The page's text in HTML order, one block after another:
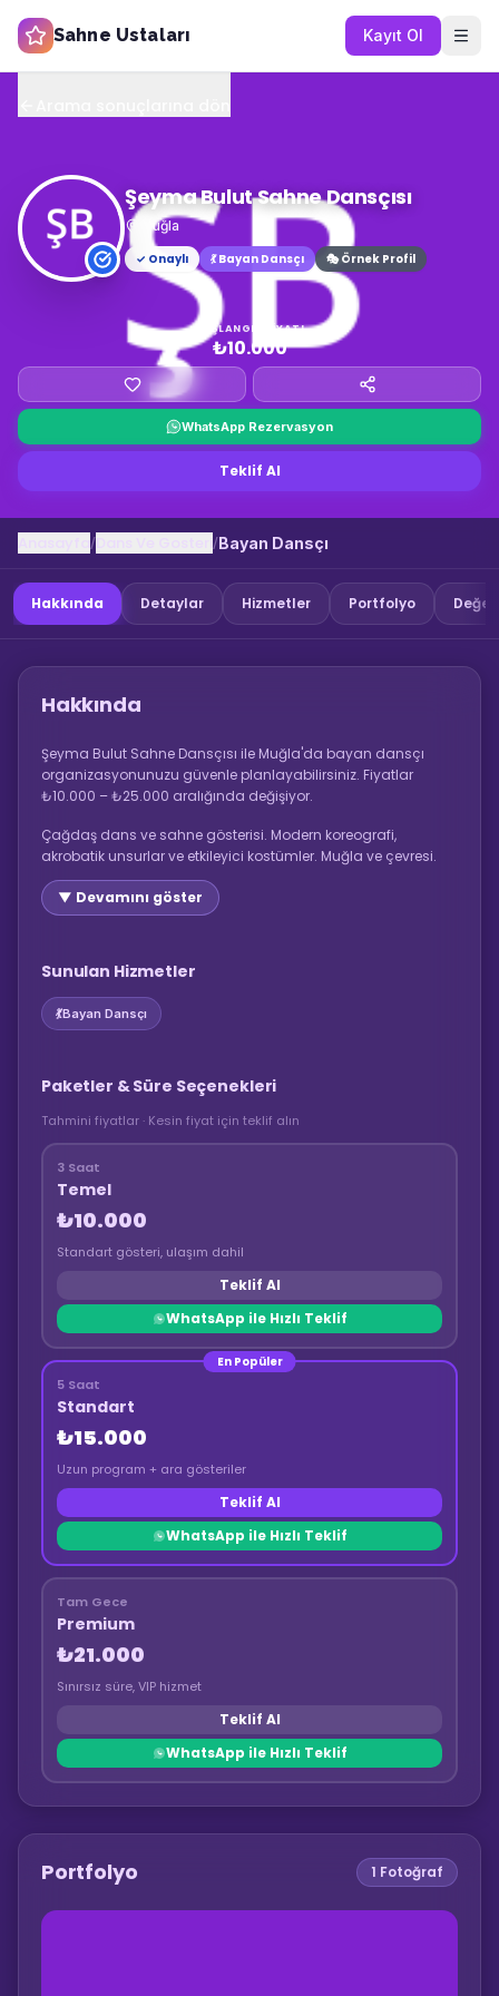
Sahne Ustaları Kayıt Ol
Şeyma Bulut Sahne Dansçısı
Muğla
✓ Onaylı
💃 Bayan Dansçı 🎭 Örnek Profil
BAŞLANGIÇ FIYATI
₺10.000
WhatsApp Rezervasyon
Teklif Al
/ /Bayan Dansçı
Hakkında Detaylar Hizmetler Portfolyo
Hakkında
Şeyma Bulut Sahne Dansçısı ile Muğla'da bayan dansçı
organizasyonunuzu güvenle planlayabilirsiniz. Fiyatlar
₺10.000 – ₺25.000 aralığında değişiyor.
Çağdaş dans ve sahne gösterisi. Modern koreografi,
akrobatik unsurlar ve etkileyici kostümler. Muğla ve çevresi.
▼ Devamını göster
Sunulan Hizmetler
💃Bayan Dansçı
Paketler & Süre Seçenekleri
Tahmini fiyatlar · Kesin fiyat için teklif alın
3 Saat
Temel
₺10.000
Standart gösteri, ulaşım dahil
Teklif Al
WhatsApp ile Hızlı Teklif
En Popüler
5 Saat
Standart
₺15.000
Uzun program + ara gösteriler
Teklif Al
WhatsApp ile Hızlı Teklif
Tam Gece
Premium
₺21.000
Sınırsız süre, VIP hizmet
Teklif Al
WhatsApp ile Hızlı Teklif
Portfolyo 1 Fotoğraf